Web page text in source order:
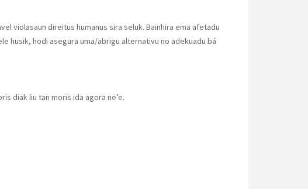
violasaun direitus humanus sira seluk. Bainhira ema afetadu
husik, hodi asegura uma/abrigu alternativu no adekuadu bá
diak liu tan moris ida agora ne’e.